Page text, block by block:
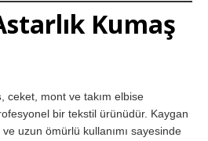
Kumaş
, ceket, mont ve takım elbise
bir tekstil ürünüdür. Kaygan
ve uzun ömürlü kullanımı sayesinde